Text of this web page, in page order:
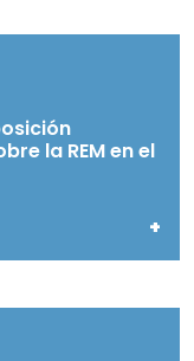
la REM en el
+